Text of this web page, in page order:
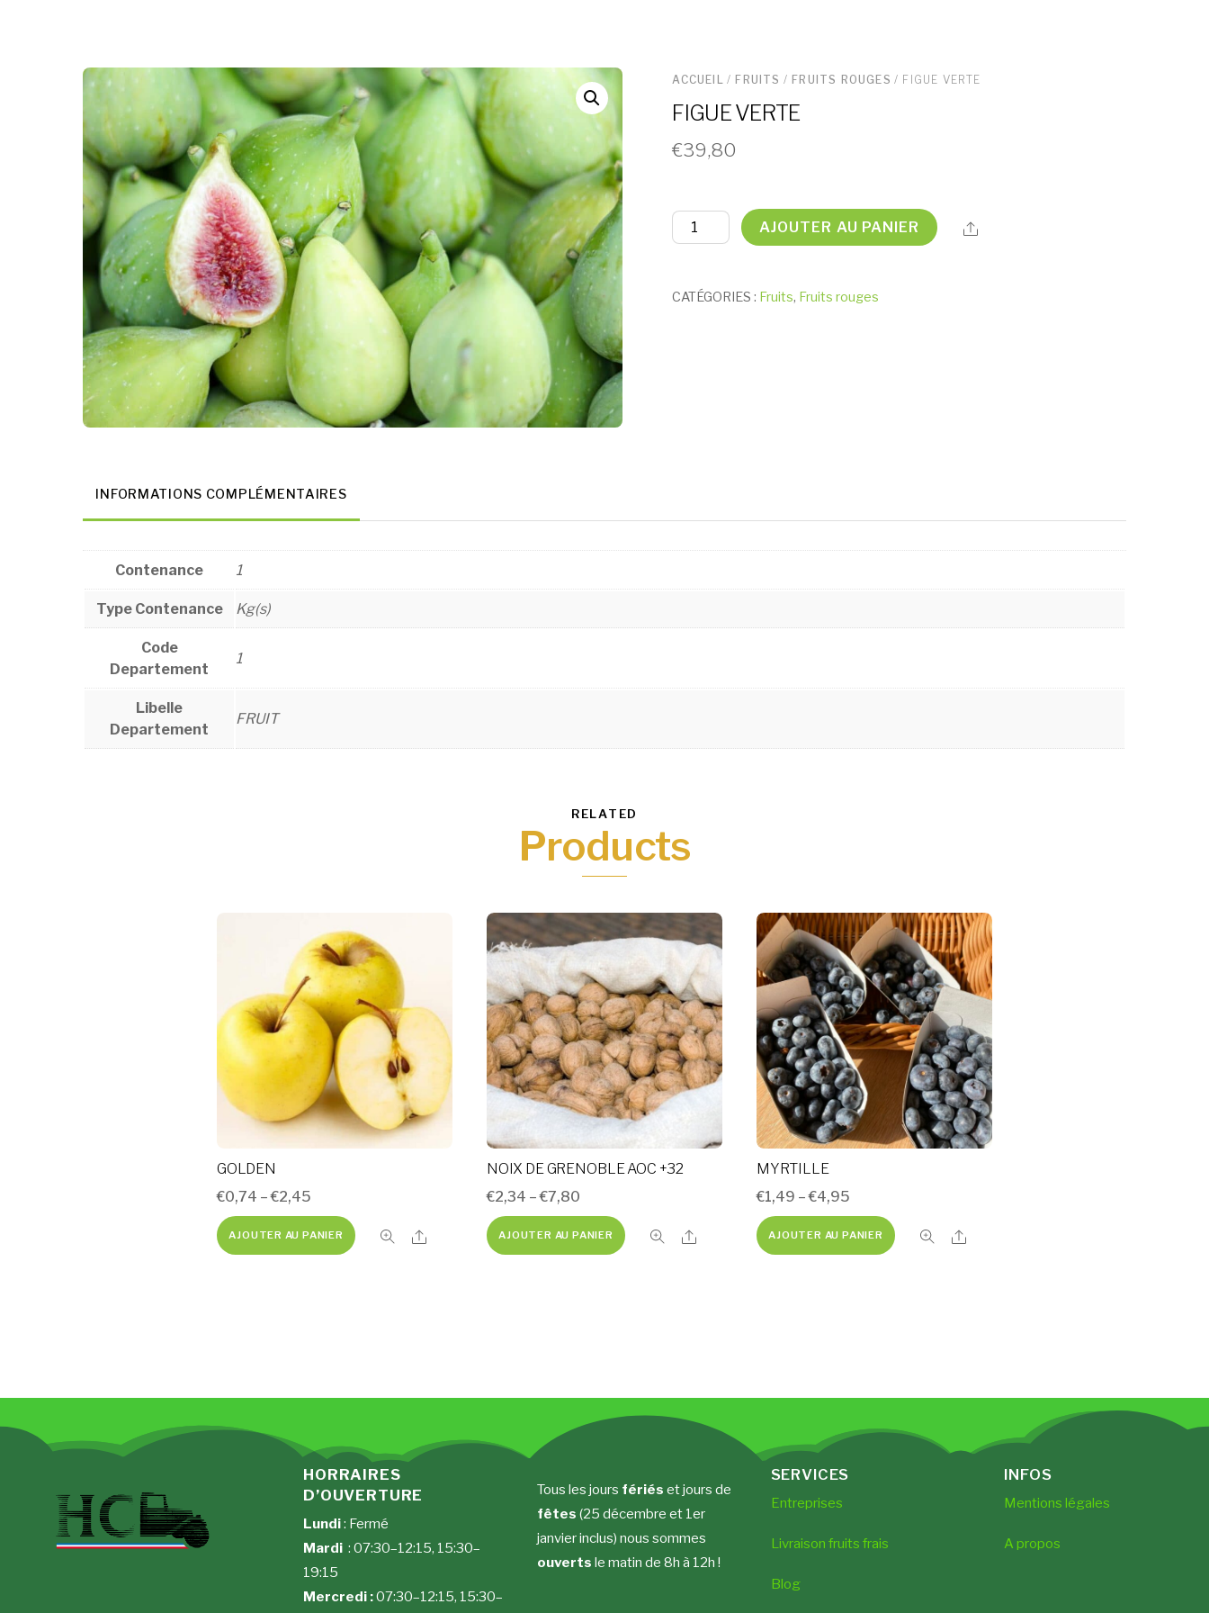
ACCUEIL/ FRUITS / FRUITS ROUGES / FIGUE VERTE
FIGUE VERTE
€39,80
quantité
de
VERTE
AJOUTER AU PANIER Share
CATÉGORIES : Fruits, Fruits rouges
INFORMATIONS COMPLÉMENTAIRES
Contenance 1
Type Contenance Kg(s)
Code
Departement
1
Libelle
Departement
FRUIT
RELATED
Products
GOLDEN
€0,74 –€2,45
AJOUTER AU PANIER
NOIX DE GRENOBLE AOC +32
€2,34 –€7,80
AJOUTER AU PANIER
MYRTILLE
€1,49 –€4,95
AJOUTER AU PANIER
HORRAIRES
D’OUVERTURE
Lundi: Fermé
Mardi : 07:30–12:15, 15:30–
19:15
Mercredi :07:30–12:15, 15:30–
Tous les jours fériés et jours de
fêtes (25 décembre et 1er
janvier inclus) nous sommes
ouverts le matin de 8h à 12h !
SERVICES
Entreprises
Livraison fruits frais
Blog
INFOS
Mentions légales
A propos